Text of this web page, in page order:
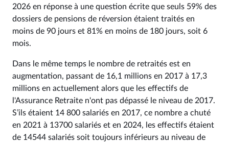
2026 en réponse à une question écrite que seuls 59% des
dossiers de pensions de réversion étaient traités en
moins de 90 jours et 81% en moins de 180 jours, soit 6
mois.
Dans le même temps le nombre de retraités est en
augmentation, passant de 16,1 millions en 2017 à 17,3
millions en actuellement alors que les effectifs de
l'Assurance Retraite n'ont pas dépassé le niveau de 2017.
S’ils étaient 14 800 salariés en 2017, ce nombre a chuté
en 2021 à 13700 salariés et en 2024, les effectifs étaient
de 14544 salariés soit toujours inférieurs au niveau de